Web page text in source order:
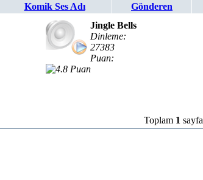
Komik Ses Adı Gönderen
Jingle Bells
Dinleme:
27383
Puan:
Toplam 1